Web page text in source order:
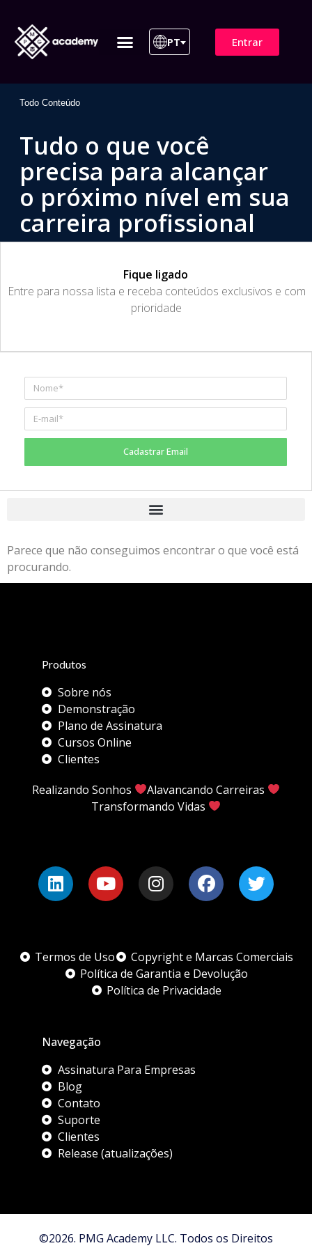
PT Entrar
Todo Conteúdo
Tudo o que você
precisa para alcançar
o próximo nível em sua
carreira profissional
Fique ligado
​Entre para nossa lista e receba conteúdos exclusivos e com
prioridade
Cadastrar Email
Parece que não conseguimos encontrar o que você está
procurando.
Produtos
Sobre nós
Demonstração
Plano de Assinatura
Cursos Online
Clientes
Realizando Sonhos
Alavancando Carreiras
Transformando Vidas
Termos de Uso
Copyright e Marcas Comerciais
Política de Garantia e Devolução
Política de Privacidade
Navegação
Assinatura Para Empresas
Blog
Contato
Suporte
Clientes
Release (atualizações)
©2026. PMG Academy LLC. Todos os Direitos